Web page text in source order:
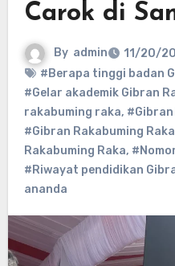
Carok di
By admin
11/20/
#Berapa tinggi badan
#Gelar akademik Gibran
rakabuming raka,
#Gibran Rakabuming
Rakabuming Raka,
#Riwayat pendidikan
ananda